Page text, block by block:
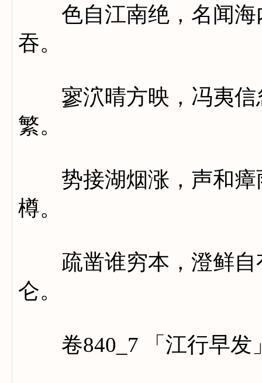
色自江南绝，名闻海
吞。
寥泬晴方映，冯夷信
繁。
势接湖烟涨，声和瘴
樽。
疏凿谁穷本，澄鲜自
仑。
卷840_7 「江行早发